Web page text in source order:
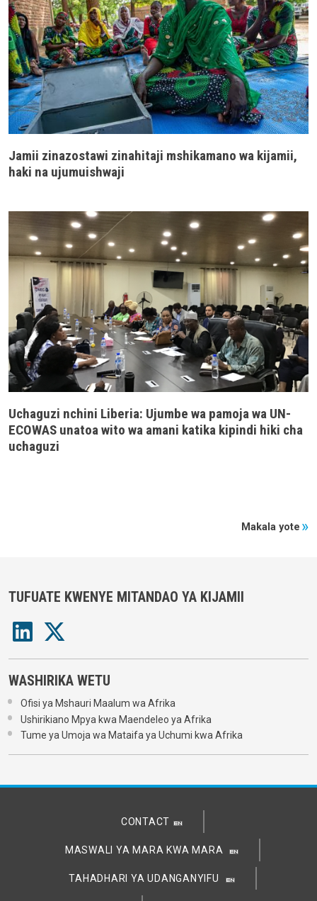
Jamii zinazostawi zinahitaji mshikamano wa kijamii,
haki na ujumuishwaji
Uchaguzi nchini Liberia: Ujumbe wa pamoja wa UN-
ECOWAS unatoa wito wa amani katika kipindi hiki cha
uchaguzi
Makala yote
TUFUATE KWENYE MITANDAO YA KIJAMII
WASHIRIKA WETU
Ofisi ya Mshauri Maalum wa Afrika
Ushirikiano Mpya kwa Maendeleo ya Afrika
Tume ya Umoja wa Mataifa ya Uchumi kwa Afrika
CONTACT
MASWALI YA MARA KWA MARA
TAHADHARI YA UDANGANYIFU